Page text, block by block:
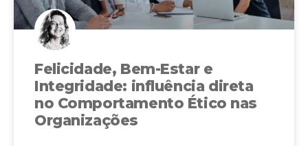
Felicidade, Bem-Estar e
Integridade: influência direta
no Comportamento Ético nas
Organizações